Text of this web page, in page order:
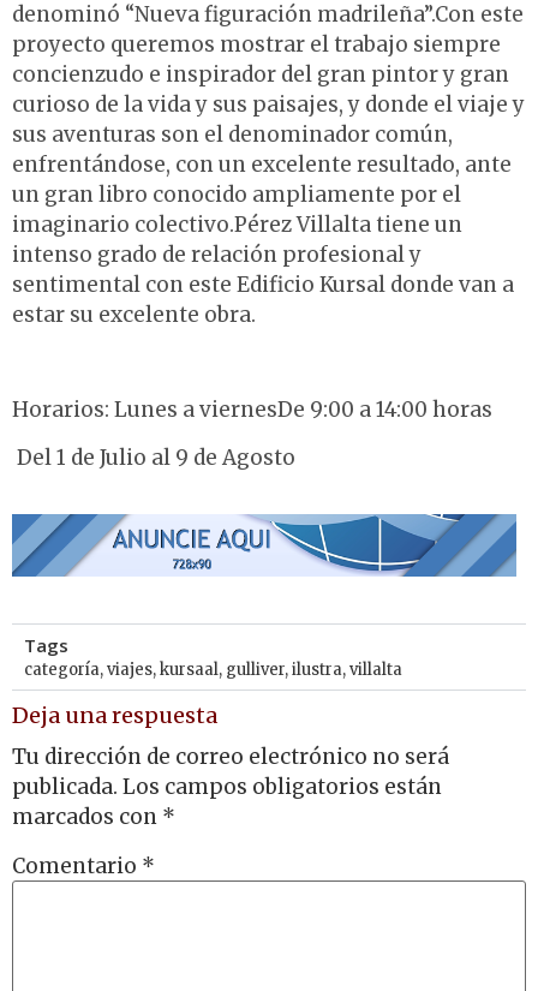
denominó “Nueva figuración madrileña”.Con este
proyecto queremos mostrar el trabajo siempre
concienzudo e inspirador del gran pintor y gran
curioso de la vida y sus paisajes, y donde el viaje y
sus aventuras son el denominador común,
enfrentándose, con un excelente resultado, ante
un gran libro conocido ampliamente por el
imaginario colectivo.Pérez Villalta tiene un
intenso grado de relación profesional y
sentimental con este Edificio Kursal donde van a
estar su excelente obra.
Horarios: Lunes a viernesDe 9:00 a 14:00 horas
Del 1 de Julio al 9 de Agosto
Tags
categoría,viajes,kursaal, gulliver,ilustra,villalta
Deja una respuesta
Tu dirección de correo electrónico no será
publicada. Los campos obligatorios están
marcados con *
Comentario *